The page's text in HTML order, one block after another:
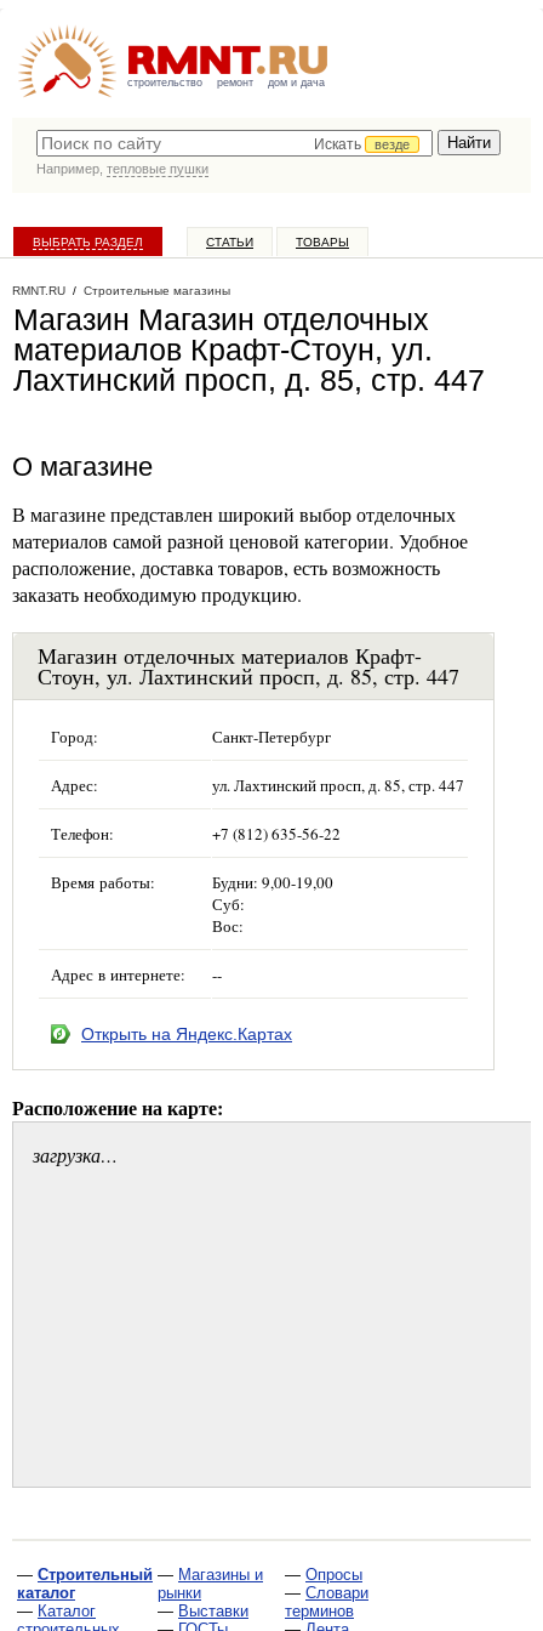
строительство ремонт дом и дача
Искать
везде
Например, тепловые пушки
ВЫБРАТЬ РАЗДЕЛ СТАТЬИ ТОВАРЫ
RMNT.RU / Строительные магазины
Магазин Магазин отделочных
материалов Крафт-Стоун, ул.
Лахтинский просп, д. 85, стр. 447
О магазине
В магазине представлен широкий выбор отделочных
материалов самой разной ценовой категории. Удобное
расположение, доставка товаров, есть возможность
заказать необходимую продукцию.
Магазин отделочных материалов Крафт-
Стоун, ул. Лахтинский просп, д. 85, стр. 447
Город: Санкт-Петербург
Адрес: ул. Лахтинский просп, д. 85, стр. 447
Телефон: +7 (812) 635-56-22
Время работы:
Будни: 9,00-19,00
Суб:
Вос:
Адрес в интернете: --
Открыть на Яндекс.Картах
Расположение на карте:
загрузка…
— Строительный
каталог
— Каталог
— Магазины и
рынки
— Выставки
— Опросы
— Словари
терминов